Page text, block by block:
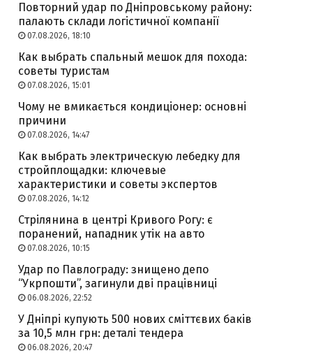
Повторний удар по Дніпровському району:
палають склади логістичної компанії
07.08.2026, 18:10
Как выбрать спальный мешок для похода:
советы туристам
07.08.2026, 15:01
Чому не вмикається кондиціонер: основні
причини
07.08.2026, 14:47
Как выбрать электрическую лебедку для
стройплощадки: ключевые
характеристики и советы экспертов
07.08.2026, 14:12
Стрілянина в центрі Кривого Рогу: є
поранений, нападник утік на авто
07.08.2026, 10:15
Удар по Павлограду: знищено депо
“Укрпошти”, загинули дві працівниці
06.08.2026, 22:52
У Дніпрі купують 500 нових сміттєвих баків
за 10,5 млн грн: деталі тендера
06.08.2026, 20:47